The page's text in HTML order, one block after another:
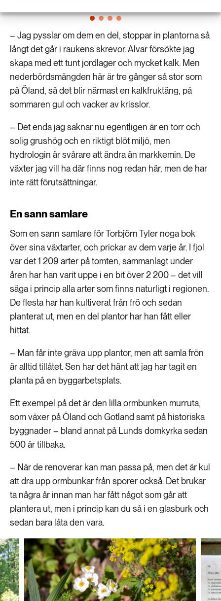
– Jag pysslar om dem en del, stoppar in plantorna så
långt det går i raukens skrevor. Alvar försökte jag
skapa med ett tunt jordlager och mycket kalk. Men
nederbördsmängden här är tre gånger så stor som
på Öland, så det blir närmast en kalkfruktäng, på
sommaren gul och vacker av krisslor.
– Det enda jag saknar nu egentligen är en torr och
solig grushög och en riktigt blöt miljö, men
hydrologin är svårare att ändra än markkemin. De
växter jag vill ha där finns nog redan här, men de har
inte rätt förutsättningar.
En sann samlare
Som en sann samlare för Torbjörn Tyler noga bok
över sina växtarter, och prickar av dem varje år. I fjol
var det 1 209 arter på tomten, sammanlagt under
åren har han varit uppe i en bit över 2 200 – det vill
säga i princip alla arter som finns naturligt i regionen.
De flesta har han kultiverat från frö och sedan
planterat ut, men en del plantor har han fått eller
hittat.
– Man får inte gräva upp plantor, men att samla frön
är alltid tillåtet. Sen har det hänt att jag har tagit en
planta på en byggarbetsplats.
Ett exempel på det är den lilla ormbunken murruta,
som växer på Öland och Gotland samt på historiska
byggnader – bland annat på Lunds domkyrka sedan
500 år tillbaka.
– När de renoverar kan man passa på, men det är kul
att dra upp ormbunkar från sporer också. Det brukar
ta några år innan man har fått något som går att
plantera ut, men i princip kan du så i en glasburk och
sedan bara låta den vara.